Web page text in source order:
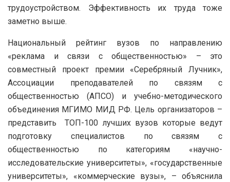
трудоустройством. Эффективность их труда тоже
заметно выше.
Национальный рейтинг вузов по направлению
«реклама и связи с общественностью» – это
совместный проект премии «Серебряный Лучник»,
Ассоциации преподавателей по связям с
общественностью (АПСО) и учебно-методического
объединения МГИМО МИД РФ. Цель организаторов –
представить ТОП-100 лучших вузов которые ведут
подготовку специалистов по связям с
общественностью по категориям «научно-
исследовательские университеты», «государственные
университеты», «коммерческие вузы», – объяснила